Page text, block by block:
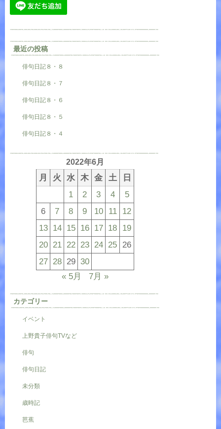
最近の投稿
俳句日記８・８
俳句日記８・７
俳句日記８・６
俳句日記８・５
俳句日記８・４
2022年6月
月 火 水 木 金 土
日
1
2 3 4
5
6
7 8 9 10 11
12
13 14 15 16 17 18 19
20 21 22 23 24 25 26
27 28 29 30
« 5月
7月 »
カテゴリー
イベント
上野貴子俳句TVなど
俳句
俳句日記
未分類
歳時記
芭蕉